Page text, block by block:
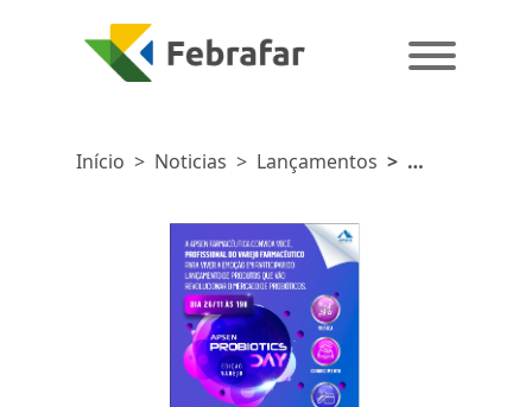
Início > Noticias > Lançamentos >